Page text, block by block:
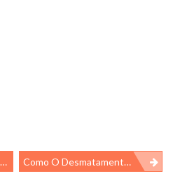
Como O Desmatamento Afeta O Ciclo Da Água?